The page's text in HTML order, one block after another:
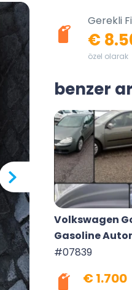
Gerekli
€
özel olarak
benzer
Volkswagen
Gasoline
#07839
€ 1.700